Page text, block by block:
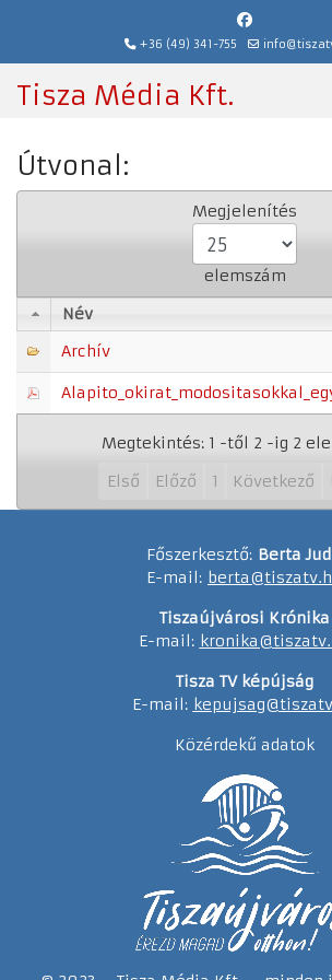
+36 (49) 341-755
Tisza Média Kft.
Útvonal:
Megjelenítés
elemszám
Név
Név
Archív
Megtekintés: 1 -től 2 -ig 2
Első
Előző 1 Következő
Főszerkesztő: Berta
E-mail:
Tiszaújvárosi Krónika
E-mail:
Tisza TV képújság
E-mail:
Közérdekű adatok